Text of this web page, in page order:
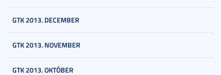
GTK 2013. DECEMBER
GTK 2013. NOVEMBER
GTK 2013. OKTÓBER